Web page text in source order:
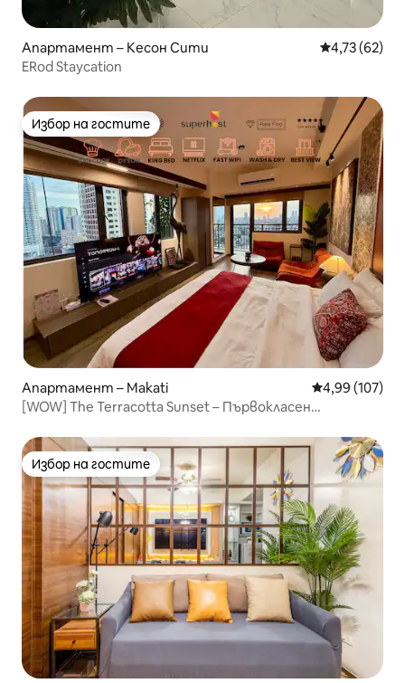
Апартамент – Кесон Сити Средна
4,73 (62)
ERod Staycation
Избор на гостите
Избор на гостите
Апартамент – Makati Средна
4,99 (107)
[WOW] The Terracotta Sunset – Първокласен
Избор на гостите
Избор на гостите